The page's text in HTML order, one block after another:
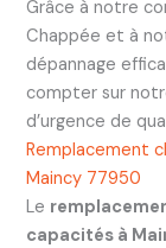
Grâce à notre
Chappée et à
dépannage
compter sur
d’urgence de
Remplacement
Maincy 77950
Le
capacités à